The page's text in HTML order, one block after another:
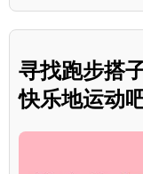
寻找跑步搭
快乐地运动